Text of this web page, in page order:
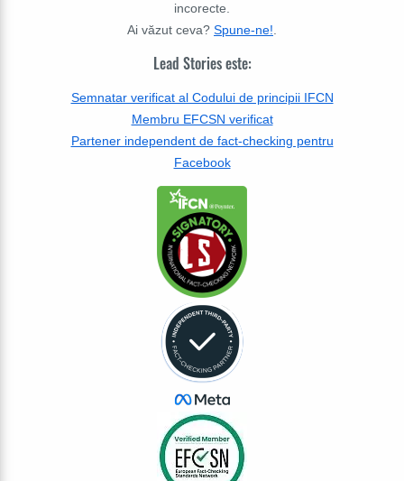
incorecte.
Ai văzut ceva? Spune-ne!
Lead Stories este:
Semnatar verificat al Codului de principii IFCN
Membru EFCSN verificat
Partener independent de fact-checking pentru
Facebook